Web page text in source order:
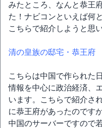
みたところ、なんと恭王
た！ナビコンといえば何
こちらで紹介しようと思
清の皇族の邸宅・恭王府
こちらは中国で作られた
情報を中心に政治経済、
います。こちらで紹介さ
に恭王府があったのです
中国のサーバーですので